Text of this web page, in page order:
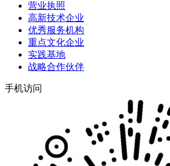
营业执照
高新技术企业
优秀服务机构
重点文化企业
实践基地
战略合作伙伴
手机访问